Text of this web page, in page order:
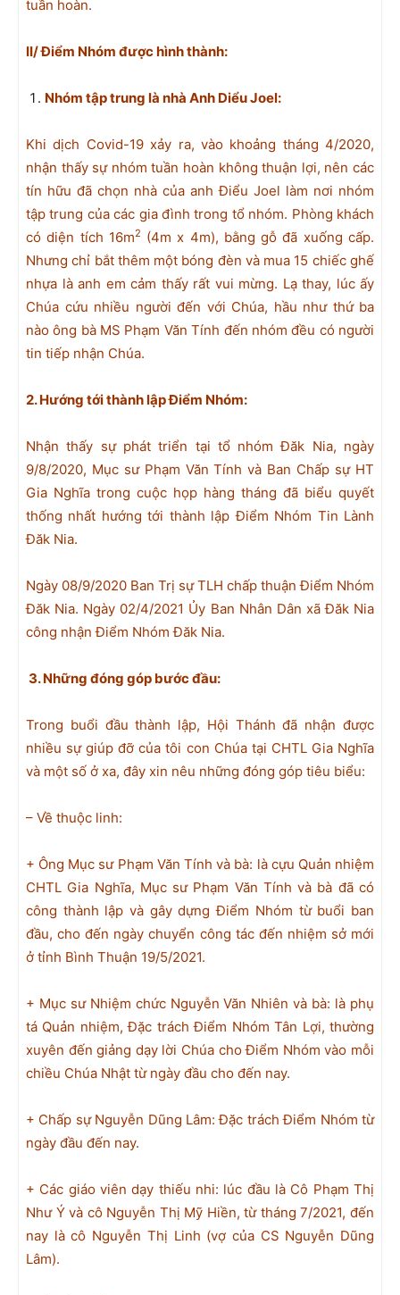
tuần hoàn.
II/ Điểm Nhóm được hình thành:
Nhóm tập trung là nhà Anh Diểu Joel:
Khi dịch Covid-19 xảy ra, vào khoảng tháng 4/2020,
nhận thấy sự nhóm tuần hoàn không thuận lợi, nên các
tín hữu đã chọn nhà của anh Điểu Joel làm nơi nhóm
tập trung của các gia đình trong tổ nhóm. Phòng khách
có diện tích 16m2 (4m x 4m), bằng gỗ đã xuống cấp.
Nhưng chỉ bắt thêm một bóng đèn và mua 15 chiếc ghế
nhựa là anh em cảm thấy rất vui mừng. Lạ thay, lúc ấy
Chúa cứu nhiều người đến với Chúa, hầu như thứ ba
nào ông bà MS Phạm Văn Tính đến nhóm đều có người
tin tiếp nhận Chúa.
2. Hướng tới thành lập Điểm Nhóm:
Nhận thấy sự phát triển tại tổ nhóm Đăk Nia, ngày
9/8/2020, Mục sư Phạm Văn Tính và Ban Chấp sự HT
Gia Nghĩa trong cuộc họp hàng tháng đã biểu quyết
thống nhất hướng tới thành lập Điểm Nhóm Tin Lành
Đăk Nia.
Ngày 08/9/2020 Ban Trị sự TLH chấp thuận Điểm Nhóm
Đăk Nia. Ngày 02/4/2021 Ủy Ban Nhân Dân xã Đăk Nia
công nhận Điểm Nhóm Đăk Nia.
3.Những đóng góp bước đầu:
Trong buổi đầu thành lập, Hội Thánh đã nhận được
nhiều sự giúp đỡ của tôi con Chúa tại CHTL Gia Nghĩa
và một số ở xa, đây xin nêu những đóng góp tiêu biểu:
– Về thuộc linh:
+ Ông Mục sư Phạm Văn Tính và bà: là cựu Quản nhiệm
CHTL Gia Nghĩa, Mục sư Phạm Văn Tính và bà đã có
công thành lập và gây dựng Điểm Nhóm từ buổi ban
đầu, cho đến ngày chuyển công tác đến nhiệm sở mới
ở tỉnh Bình Thuận 19/5/2021.
+ Mục sư Nhiệm chức Nguyễn Văn Nhiên và bà: là phụ
tá Quản nhiệm, Đặc trách Điểm Nhóm Tân Lợi, thường
xuyên đến giảng dạy lời Chúa cho Điểm Nhóm vào mỗi
chiều Chúa Nhật từ ngày đầu cho đến nay.
+ Chấp sự Nguyễn Dũng Lâm: Đặc trách Điểm Nhóm từ
ngày đầu đến nay.
+ Các giáo viên dạy thiếu nhi: lúc đầu là Cô Phạm Thị
Như Ý và cô Nguyễn Thị Mỹ Hiền, từ tháng 7/2021, đến
nay là cô Nguyễn Thị Linh (vợ của CS Nguyễn Dũng
Lâm).